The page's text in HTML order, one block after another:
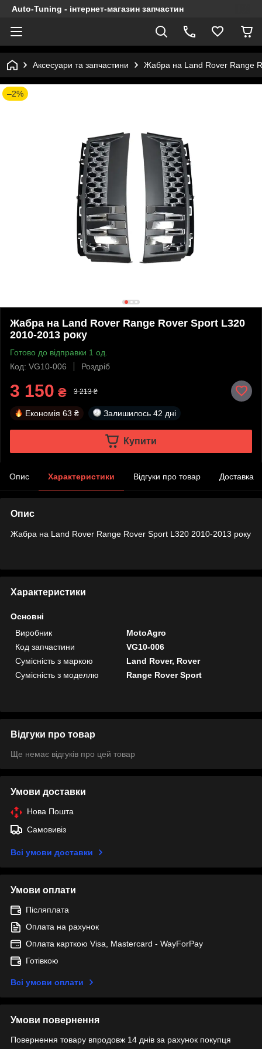
Auto-Tuning - інтернет-магазин запчастин
Аксесуари та запчастини Жабра на Land Rover Range
–2%
Жабра на Land Rover Range Rover Sport L320
2010-2013 року
Готово до відправки 1 од.
Код: VG10-006
Роздріб
3 150 ₴ 3 213 ₴
Економія 63 ₴ Залишилось 42 дні
Купити
Опис Характеристики Відгуки про товар Доставка
Опис
Жабра на Land Rover Range Rover Sport L320 2010-2013 року
Характеристики
Основні
Виробник
MotoAgro
Код запчастини
VG10-006
Сумісність з маркою
Land Rover, Rover
Сумісність з моделлю
Range Rover Sport
Відгуки про товар
Ще немає відгуків про цей товар
Умови доставки
Нова Пошта
Самовивіз
Всі умови доставки
Умови оплати
Післяплата
Оплата на рахунок
Оплата карткою Visa, Mastercard - WayForPay
Готівкою
Всі умови оплати
Умови повернення
Повернення товару впродовж 14 днів за рахунок покупця